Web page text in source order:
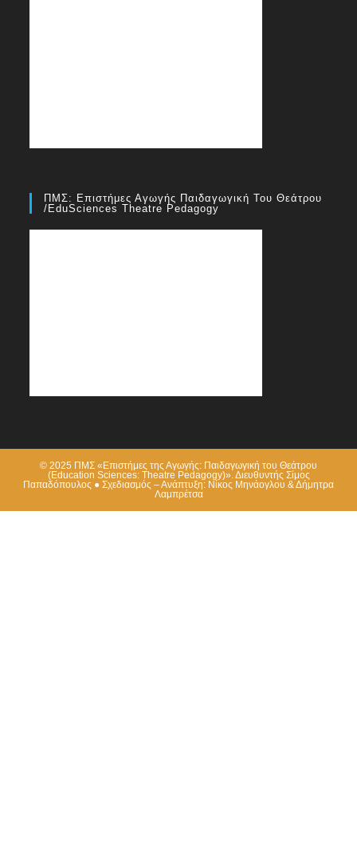
ΠΜΣ: Επιστήμες Αγωγής Παιδαγωγική Του Θεάτρου
/EduSciences Theatre Pedagogy
© 2025 ΠΜΣ «Επιστήμες της Αγωγής: Παιδαγωγική του Θεάτρου
(Education Sciences: Theatre Pedagogy)». Διευθυντής Σίμος
Παπαδόπουλος ● Σχεδιασμός – Ανάπτυξη: Νίκος Μηνάογλου & Δήμητρα
Λαμπρέτσα